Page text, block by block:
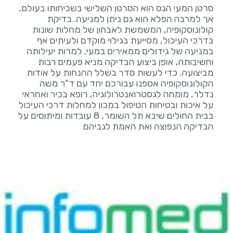
סרטן המעי הגס הוא הסרטן השלישי בשכיחותו בעולם,
אך למרבה הפלא הוא גם ניתן למניעה. בדיקת
קולונוסקופיה, המשמשת לאבחון של מחלות שונות
בדרכי העיכול, מסייעת בגילוי מוקדם ולעיתים אף
במניעה של גידולים ממאירים במעי. למרות יעילותה
וחשיבותה, אופן ביצוע הבדיקה מניא פעמים רבות
מביצועה. כדי לעשות סדר בשלל ההנחות על אודות
הקולונוסקופיה אספנו עבורכם יחד עם ד"ר משה
נדלר, מומחה לגסטרואנטרולוגיה, רופא בכיר ואחראי
על איכות ובטיחות הטיפול במכון למחלות דרכי העיכול
בבית החולים שיבא תל השומר, 8 עובדות ומיתוסים על
הבדיקה הנפוצה ואת האמת לגביהם